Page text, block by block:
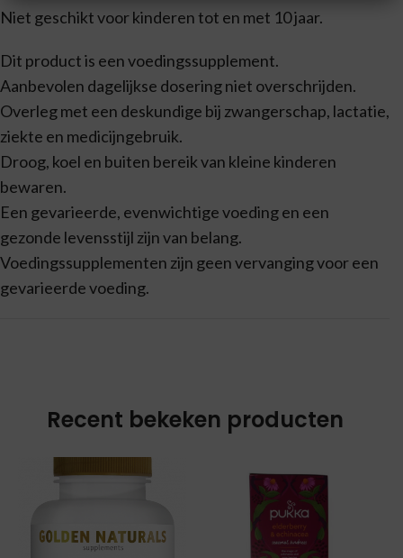
Niet geschikt voor kinderen tot en met 10 jaar.
Dit product is een voedingssupplement.
Aanbevolen dagelijkse dosering niet overschrijden.
Overleg met een deskundige bij zwangerschap, lactatie,
ziekte en medicijngebruik.
Droog, koel en buiten bereik van kleine kinderen
bewaren.
Een gevarieerde, evenwichtige voeding en een
gezonde levensstijl zijn van belang.
Voedingssupplementen zijn geen vervanging voor een
gevarieerde voeding.
Recent bekeken producten